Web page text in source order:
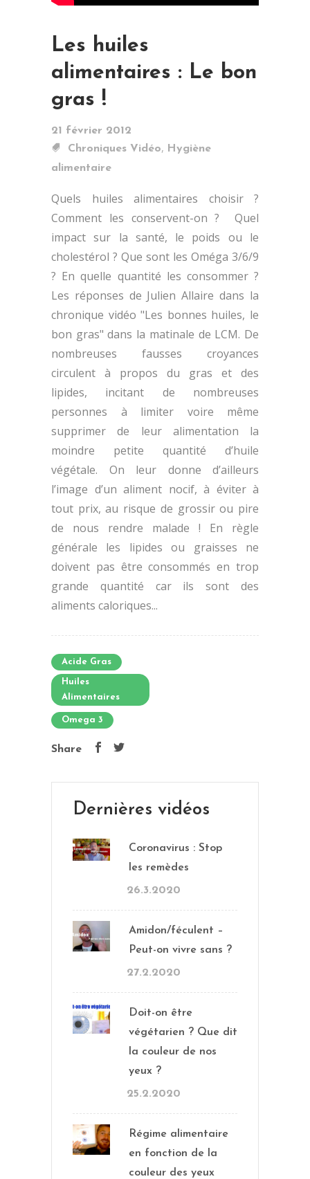
Les huiles
alimentaires : Le bon
gras !
21 février 2012
Chroniques Vidéo, Hygiène
alimentaire
Quels huiles alimentaires choisir ?
Comment les conservent-on ? Quel
impact sur la santé, le poids ou le
cholestérol ? Que sont les Oméga 3/6/9
? En quelle quantité les consommer ?
Les réponses de Julien Allaire dans la
chronique vidéo "Les bonnes huiles, le
bon gras" dans la matinale de LCM. De
nombreuses fausses croyances
circulent à propos du gras et des
lipides, incitant de nombreuses
personnes à limiter voire même
supprimer de leur alimentation la
moindre petite quantité d’huile
végétale. On leur donne d’ailleurs
l’image d’un aliment nocif, à éviter à
tout prix, au risque de grossir ou pire
de nous rendre malade ! En règle
générale les lipides ou graisses ne
doivent pas être consommés en trop
grande quantité car ils sont des
aliments caloriques...
Acide Gras
Huiles
Alimentaires
Omega 3
Share
Dernières vidéos
Coronavirus : Stop
les remèdes
26.3.2020
Amidon/féculent –
Peut-on vivre sans ?
27.2.2020
Doit-on être
végétarien ? Que dit
la couleur de nos
yeux ?
25.2.2020
Régime alimentaire
en fonction de la
couleur des yeux